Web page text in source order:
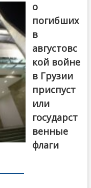
о
погибших
в
августовс
кой войне
в Грузии
приспуст
или
государст
венные
флаги